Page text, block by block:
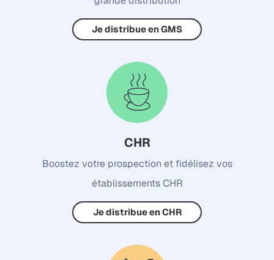
Je distribue en GMS
CHR
Boostez votre prospection et fidélisez vos
établissements CHR
Je distribue en CHR